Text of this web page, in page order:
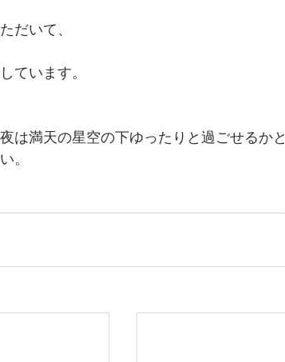
だいて、
ています。
は満天の星空の下ゆったりと過ごせるかと
。